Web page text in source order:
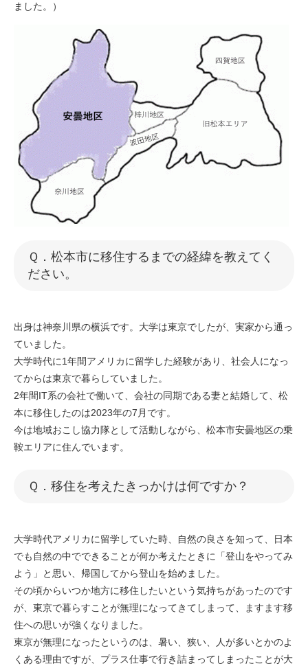
ました。）
Ｑ．松本市に移住するまでの経緯を教えてく
ださい。
出身は神奈川県の横浜です。大学は東京でしたが、実家から通っ
ていました。
大学時代に1年間アメリカに留学した経験があり、社会人になっ
てからは東京で暮らしていました。
2年間IT系の会社で働いて、会社の同期である妻と結婚して、松
本に移住したのは2023年の7月です。
今は地域おこし協力隊として活動しながら、松本市安曇地区の乗
鞍エリアに住んでいます。
​​Ｑ．移住を考えたきっかけは何ですか？
大学時代アメリカに留学していた時、自然の良さを知って、日本
でも自然の中でできることが何か考えたときに「登山をやってみ
よう」と思い、帰国してから登山を始めました。
その頃からいつか地方に移住したいという気持ちがあったのです
が、東京で暮らすことが無理になってきてしまって、ますます移
住への思いが強くなりました。
東京が無理になったというのは、暑い、狭い、人が多いとかのよ
くある理由ですが、プラス仕事で行き詰まってしまったことが大